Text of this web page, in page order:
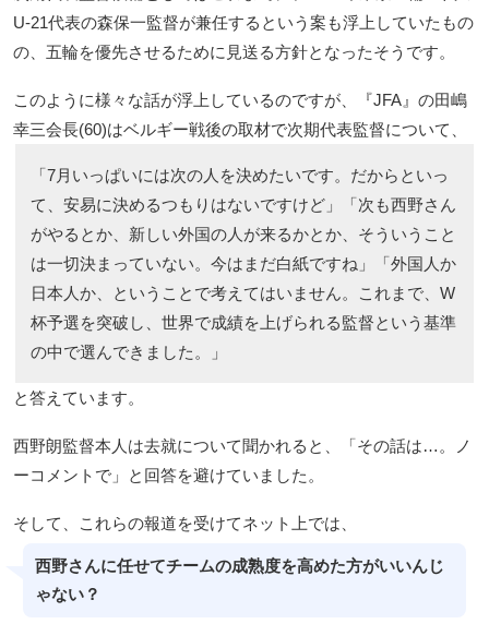
U-21代表の森保一監督が兼任するという案も浮上していたもの
の、五輪を優先させるために見送る方針となったそうです。
このように様々な話が浮上しているのですが、『JFA』の田嶋
幸三会長(60)はベルギー戦後の取材で次期代表監督について、
「7月いっぱいには次の人を決めたいです。だからといっ
て、安易に決めるつもりはないですけど」「次も西野さん
がやるとか、新しい外国の人が来るかとか、そういうこと
は一切決まっていない。今はまだ白紙ですね」「外国人か
日本人か、ということで考えてはいません。これまで、W
杯予選を突破し、世界で成績を上げられる監督という基準
の中で選んできました。」
と答えています。
西野朗監督本人は去就について聞かれると、「その話は…。ノ
ーコメントで」と回答を避けていました。
そして、これらの報道を受けてネット上では、
西野さんに任せてチームの成熟度を高めた方がいいんじ
ゃない？